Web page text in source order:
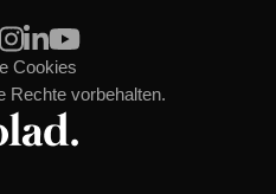
Rechte vorbehalten.
Cookies